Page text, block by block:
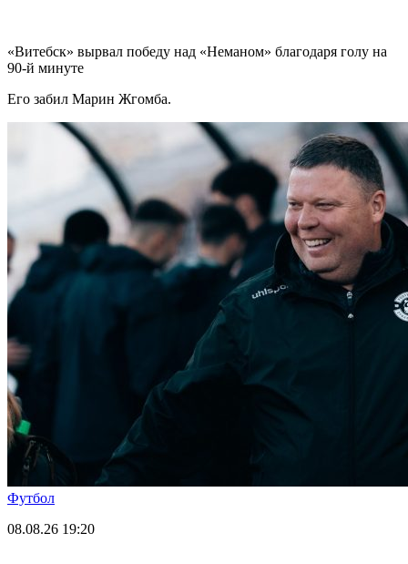
«Витебск» вырвал победу над «Неманом» благодаря голу на
90-й минуте
Его забил Марин Жгомба.
Футбол
08.08.26 19:20